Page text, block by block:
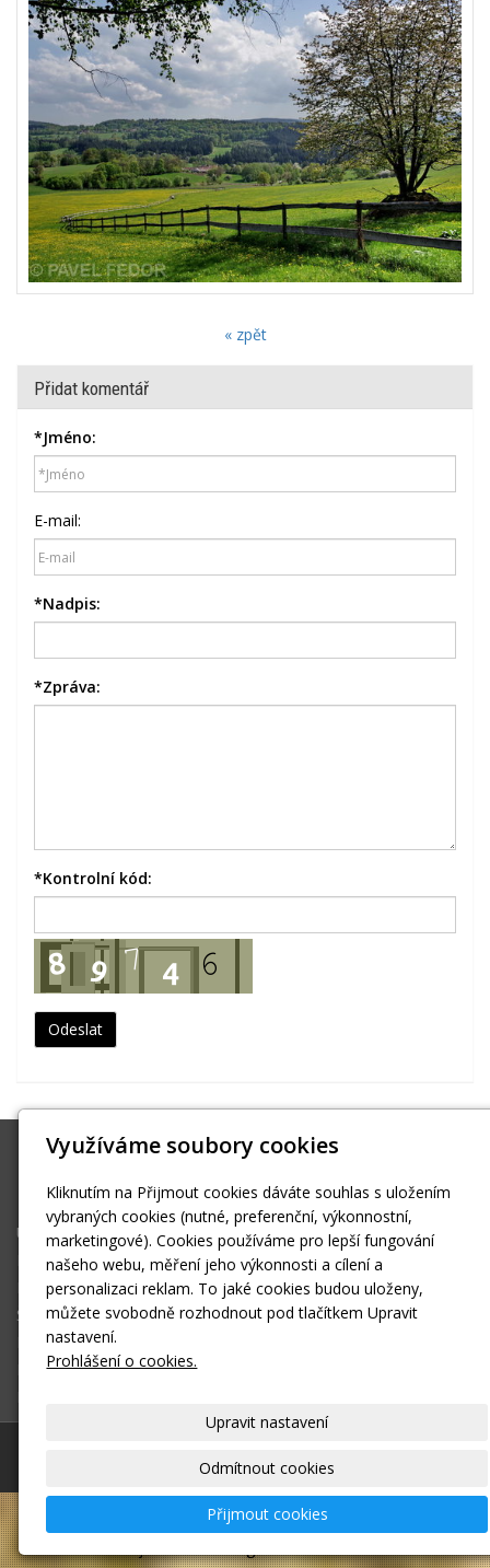
« zpět
Přidat komentář
*Jméno:
E-mail:
*Nadpis:
*Zpráva:
*Kontrolní kód:
Pavel Fedor
pavez4@volny.cz
Úvodní stránka
Kontakt
Kontaktní formulář
Šumava
Berounka
Kalendáře
Pavel Fedor Mapa webu
webové stránkys AI,doména
Využíváme soubory cookies
Kliknutím na Přijmout cookies dáváte souhlas s uložením
vybraných cookies (nutné, preferenční, výkonnostní,
marketingové). Cookies používáme pro lepší fungování
našeho webu, měření jeho výkonnosti a cílení a
personalizaci reklam. To jaké cookies budou uloženy,
můžete svobodně rozhodnout pod tlačítkem Upravit
nastavení.
Prohlášení o cookies.
Upravit nastavení
Odmítnout cookies
Přijmout cookies